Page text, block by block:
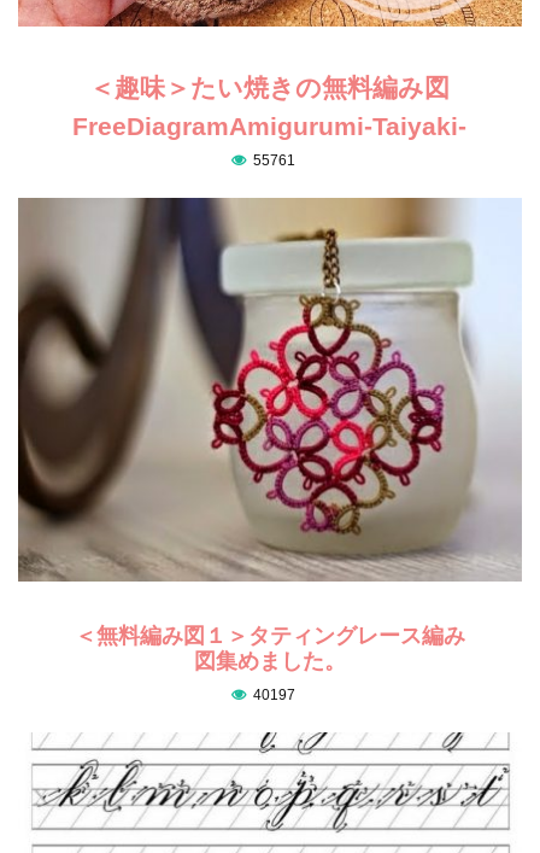
＜趣味＞たい焼きの無料編み図
FreeDiagramAmigurumi-Taiyaki-
55761
＜無料編み図１＞タティングレース編み
図集めました。
40197